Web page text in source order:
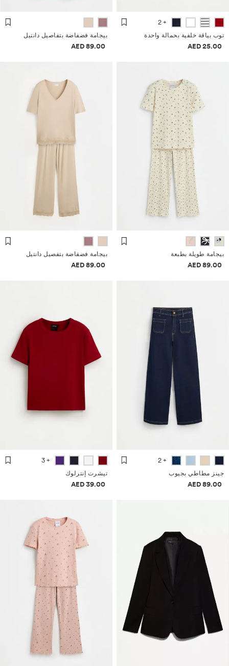
+ 2
توب بياقة خلفية بحمالة واحدة
معلومات الأسعار
25.00 AED
بيجامة فضفاضة بتفاصيل دانتيل
معلومات الأسعار
89.00 AED
بيجامة طويلة بطبعة
معلومات الأسعار
89.00 AED
بيجامة فضفاضة بتفصيل دانتيل
معلومات الأسعار
89.00 AED
+ 2
جينز مطاطي بجيوب
معلومات الأسعار
89.00 AED
+ 3
تيشرت إنترلوك
معلومات الأسعار
39.00 AED